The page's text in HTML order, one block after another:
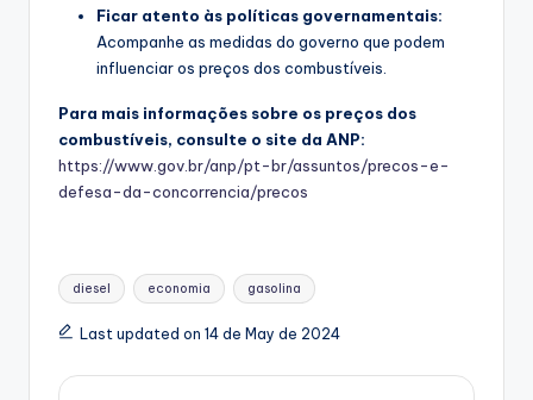
Ficar atento às políticas governamentais:
Acompanhe as medidas do governo que podem
influenciar os preços dos combustíveis.
Para mais informações sobre os preços dos
combustíveis, consulte o site da ANP:
https://www.gov.br/anp/pt-br/assuntos/precos-e-
defesa-da-concorrencia/precos
Tags:
diesel economia gasolina
Last updated on 14 de May de 2024